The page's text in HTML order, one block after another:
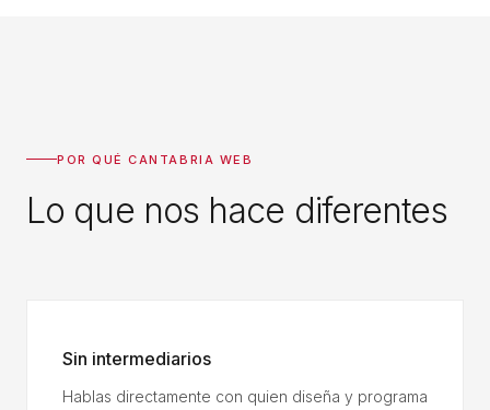
POR QUÉ CANTABRIA WEB
Lo que nos hace diferentes
Sin intermediarios
Hablas directamente con quien diseña y programa